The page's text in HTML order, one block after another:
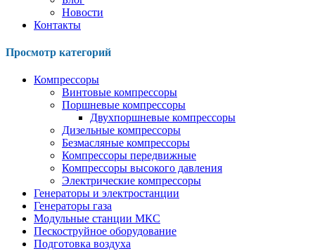
Новости
Контакты
Просмотр категорий
Компрессоры
Винтовые компрессоры
Поршневые компрессоры
Двухпоршневые компрессоры
Дизельные компрессоры
Безмасляные компрессоры
Компрессоры передвижные
Компрессоры высокого давления
Электрические компрессоры
Генераторы и электростанции
Генераторы газа
Модульные станции МКС
Пескоструйное оборудование
Подготовка воздуха